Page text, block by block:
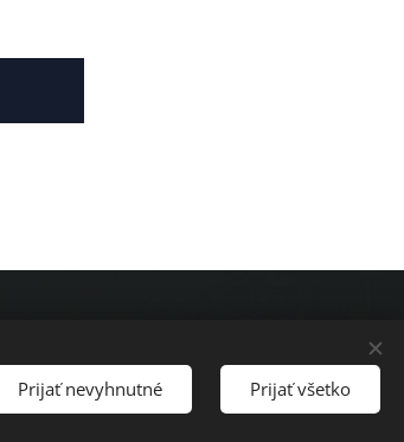
Prijať nevyhnutné Prijať všetko